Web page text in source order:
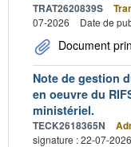
TRAT2620839S
07-2026
Date de
Document
Note de gestion
en oeuvre du
ministériel.
TECK2618365N
signature : 22-07-2026